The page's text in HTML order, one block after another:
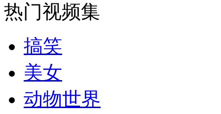
安徽一实载49人客车翻车
热门视频集
搞笑
美女
动物世界